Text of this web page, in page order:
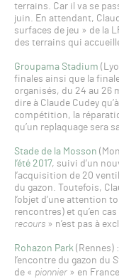
terrains. Car il va se
juin. En attendant,
surfaces de jeu » de la
des terrains qui
Groupama Stadium
finales ainsi que la
organisés, du 24 au 26
dire à Claude Cudey
compétition, la
qu’un replaquage sera
Stade de la Mosson
l’été 2017, suivi d’un
l’acquisition de 20
du gazon. Toutefois,
l’objet d’une attention
rencontres) et qu’en
recours» n’est pas à
Rohazon Park(Rennes)
l’encontre du gazon du
de « pionnier » en